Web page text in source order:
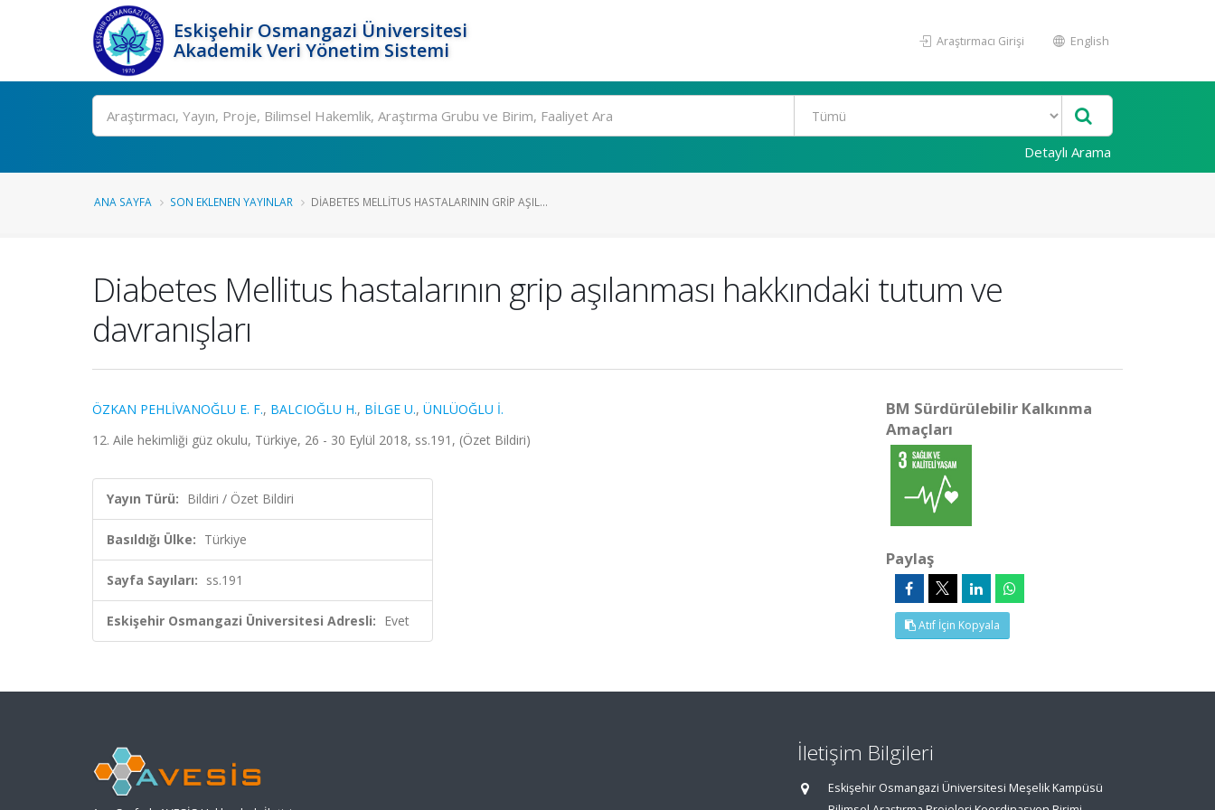
Eskişehir Osmangazi Üniversitesi
Akademik Veri Yönetim Sistemi
Araştırmacı Girişi English
Ara
Detaylı Arama
ANA SAYFA SON EKLENEN YAYINLAR DIABETES MELLITUS HASTALARININ GRIP AŞIL...
Diabetes Mellitus hastalarının grip aşılanması hakkındaki tutum ve
davranışları
ÖZKAN PEHLİVANOĞLU E. F., BALCIOĞLU H., BİLGE U., ÜNLÜOĞLU İ.
12. Aile hekimliği güz okulu, Türkiye, 26 - 30 Eylül 2018, ss.191, (Özet Bildiri)
Yayın Türü: Bildiri / Özet Bildiri
Basıldığı Ülke: Türkiye
Sayfa Sayıları: ss.191
Eskişehir Osmangazi Üniversitesi Adresli: Evet
BM Sürdürülebilir Kalkınma
Amaçları
Paylaş
Atıf İçin Kopyala
İletişim Bilgileri
Eskişehir Osmangazi Üniversitesi Meşelik Kampüsü